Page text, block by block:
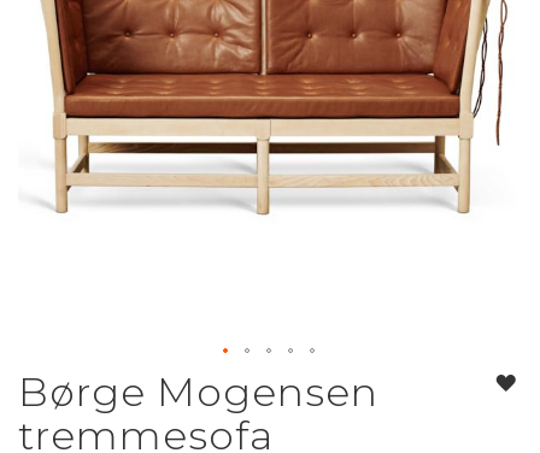
Gå
til
begynnelsen
Børge Mogensen
tremmesofa